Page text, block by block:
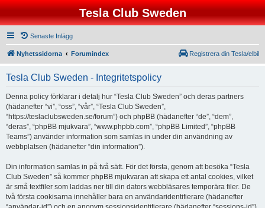
Tesla Club Sweden
Senaste Inlägg
Nyhetssidorna Forumindex Registrera din Tesla/elbil
Tesla Club Sweden - Integritetspolicy
Denna policy förklarar i detalj hur “Tesla Club Sweden” och deras partners
(hädanefter “vi”, “oss”, “vår”, “Tesla Club Sweden”,
“https://teslaclubsweden.se/forum”) och phpBB (hädanefter “de”, “dem”,
“deras”, “phpBB mjukvara”, “www.phpbb.com”, “phpBB Limited”, “phpBB
Teams”) använder information som samlas in under din användning av
webbplatsen (hädanefter “din information”).
Din information samlas in på två sätt. För det första, genom att besöka “Tesla
Club Sweden” så kommer phpBB mjukvaran att skapa ett antal cookies, vilket
är små textfiler som laddas ner till din dators webbläsares temporära filer. De
två första cookisarna innehåller bara en användaridentifierare (hädanefter